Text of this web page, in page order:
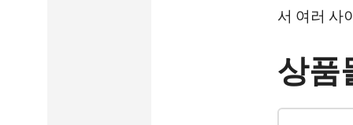
서 여러 사
상품